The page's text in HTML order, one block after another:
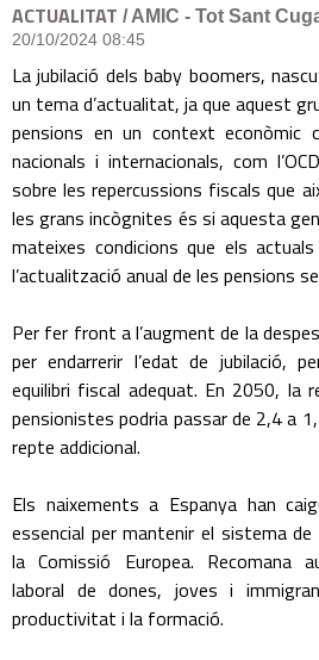
ACTUALITAT / AMIC - Tot Sant
20/10/2024 08:45
La jubilació dels baby boomers,
un tema d’actualitat, ja que aquest
pensions en un context econòmic
nacionals i internacionals, com
sobre les repercussions fiscals que
les grans incògnites és si aquesta
mateixes condicions que els
l’actualització anual de les pensions
Per fer front a l’augment de la
per endarrerir l’edat de jubilació,
equilibri fiscal adequat. En 2050, la
pensionistes podria passar de 2,4 a
repte addicional.
Els naixements a Espanya han
essencial per mantenir el sistema
la Comissió Europea. Recomana
laboral de dones, joves i
productivitat i la formació.